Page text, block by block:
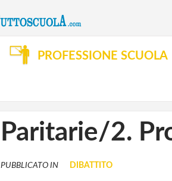
PROFESSIONE SCUOLA
Paritarie/2.
PUBBLICATO IN DIBATTITO